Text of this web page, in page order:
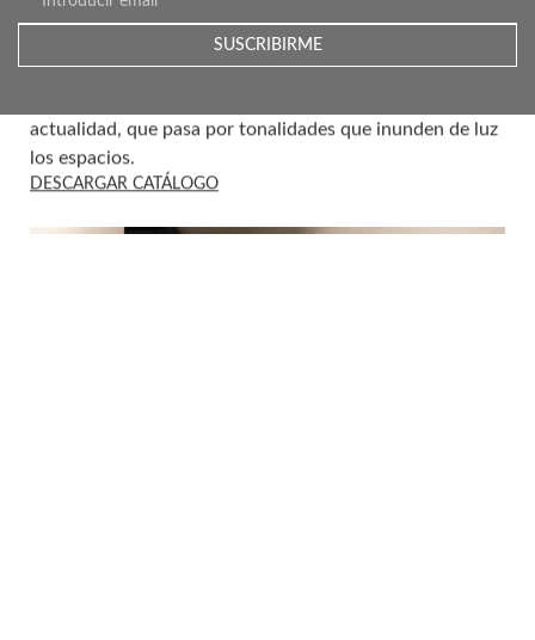
– La actualización de colores disponibles: Ice, light,
greige y cloud. Cuatro colores muy pensados para
actualidad, que pasa por tonalidades que inunden de luz
los espacios.
DESCARGAR CATÁLOGO